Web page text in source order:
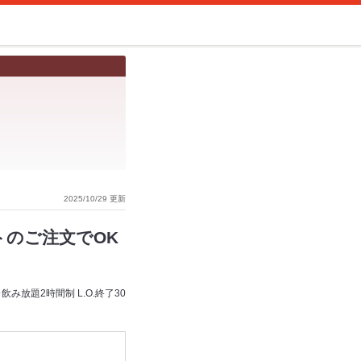
2025/10/29 更新
ご注文でOK
み放題2時間制 L.O.終了30